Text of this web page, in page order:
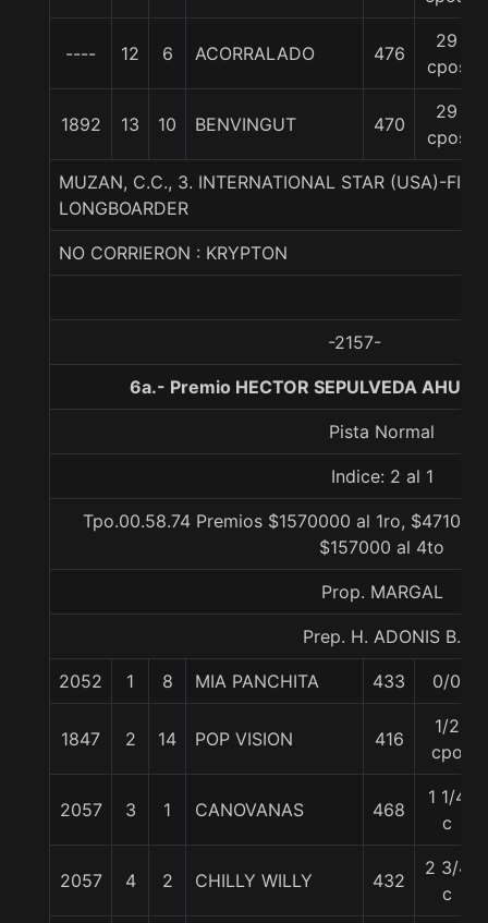
---- 12 6 ACORRALADO 476
29
cpos
1892 13 10 BENVINGUT 470
29
cpos
MUZAN, C.C., 3. INTERNATIONAL STAR (USA)-
LONGBOARDER
NO CORRIERON : KRYPTON
-2157-
6a.- Premio HECTOR SEPULVEDA
Pista Normal
Indice: 2 al 1
Tpo.00.58.74 Premios $1570000 al 1ro,
$157000 al 4to
Prop. MARGAL
Prep. H. ADONIS B.
2052 1 8 MIA PANCHITA 433 0/0
1847 2 14 POP VISION 416
1/2
cpo
2057 3 1 CANOVANAS 468
1 1/4
c
2057 4 2 CHILLY WILLY 432
2 3/4
c